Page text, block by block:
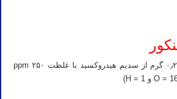
درصد جرمی محلول آبی ۰٫۲ گرم از سدیم هیدروکسید با غلظت ۲۵۰ ppm